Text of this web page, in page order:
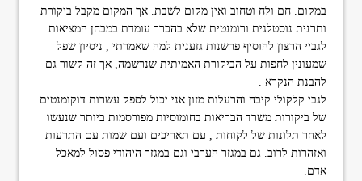
במקום. חם ולח וטחוב ואין מקום לשבת. אך המקום מקבל ביקורת
ותרנית נוסטלגית ורומנטית שלא בהכרך עומדת במבחן המציאות.
לגביי הרצון להוסיף פרשנות גזענית למה שאמרתי , ניסיון שפל
שמעונין לחפות על הביקורת האמיתית שנרשמה, אך זה קשור גם
להבנת הנקרא .
לגבי קלקולי קיבה והרעלות מזון אני יכול לספק עשרות דוקומנטים
של ביקורות משרד הבריאות בחומוסיות מפורסמות ביותר שנעשו
לאחר תלונות של לקוחות , עם תאריכים ועם שמות עם התרעות
ואזהרות לרוב. גם במגזר הערבי וגם במגזר היהודי פסול למאכל
אדם.